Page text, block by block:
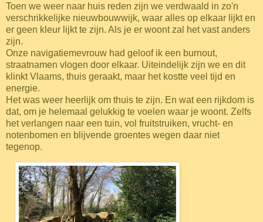
Toen we weer naar huis reden zijn we verdwaald in zo'n
verschrikkelijke nieuwbouwwijk, waar alles op elkaar lijkt en
er geen kleur lijkt te zijn. Als je er woont zal het vast anders
zijn.
Onze navigatiemevrouw had geloof ik een burnout,
straatnamen vlogen door elkaar. Uiteindelijk zijn we en dit
klinkt Vlaams, thuis geraakt, maar het kostte veel tijd en
energie.
Het was weer heerlijk om thuis te zijn. En wat een rijkdom is
dat, om je helemaal gelukkig te voelen waar je woont. Zelfs
het verlangen naar een tuin, vol fruitstruiken, vrucht- en
notenbomen en blijvende groentes wegen daar niet
tegenop.